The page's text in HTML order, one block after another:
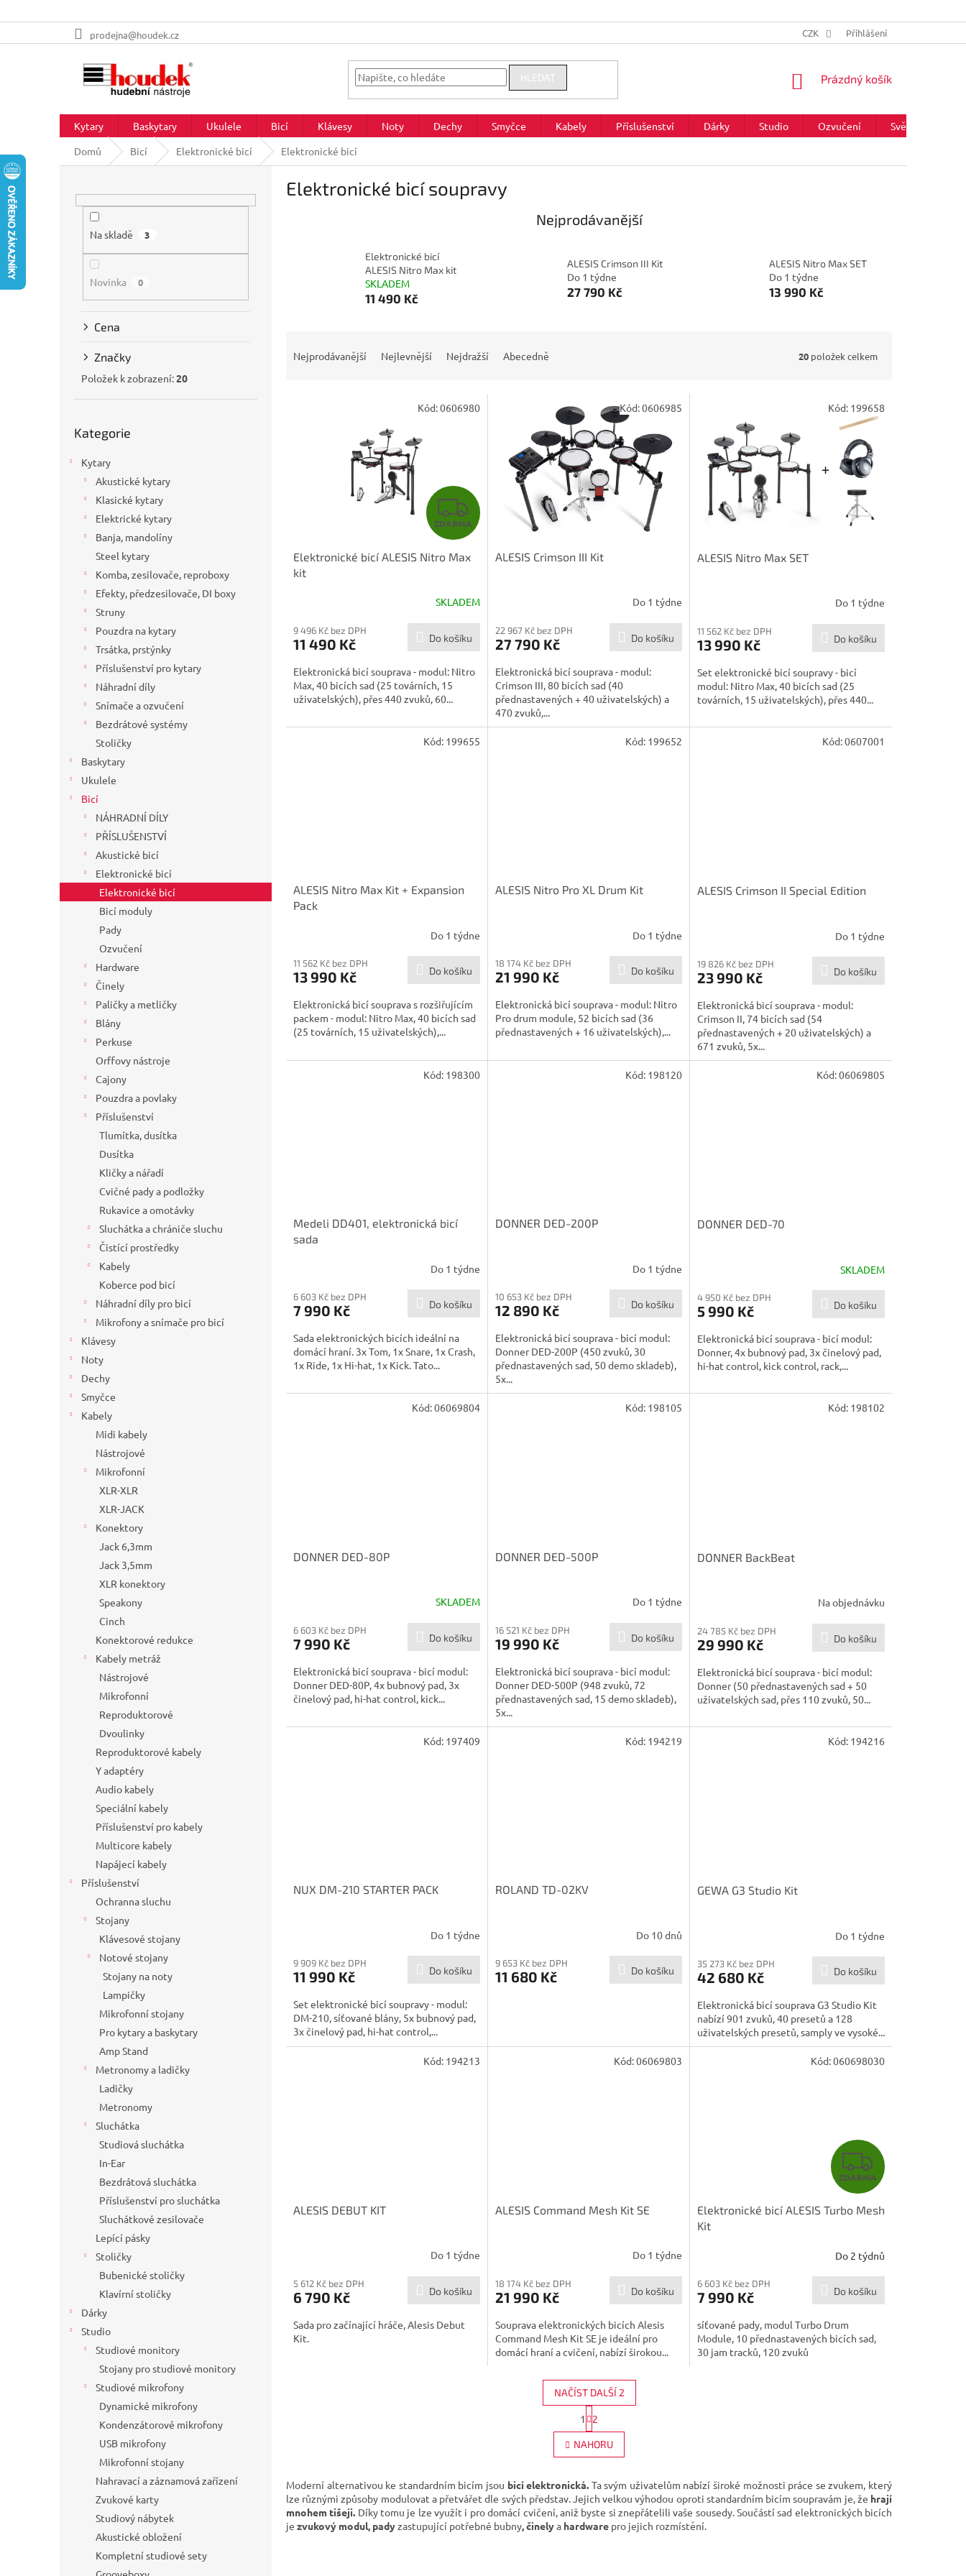
na
prodejna@houdek.cz CZK Přihlášení
HLEDAT
NÁKUPNÍ
Prázdný košík
Kytary Baskytary Ukulele Bicí Klávesy Noty Dechy Smyčce Kabely Příslušenství Dárky Studio Ozvučení Světla
Domů
Bicí Elektronické bicí Elektronické bicí
Na skladě 3
Novinka 0
Cena
Značky
Položek k zobrazení:20
kategorie
Kategorie
Kytary
Akustické kytary
Klasické kytary
Elektrické kytary
Banja, mandolíny
Steel kytary
Komba, zesilovače, reproboxy
Efekty, předzesilovače, DI boxy
Struny
Pouzdra na kytary
Trsátka, prstýnky
Příslušenství pro kytary
Náhradní díly
Snímače a ozvučení
Bezdrátové systémy
Stoličky
Baskytary
Ukulele
Bicí
NÁHRADNÍ DÍLY
PŘÍSLUŠENSTVÍ
Akustické bicí
Elektronické bicí
Elektronické bicí
Bicí moduly
Pady
Ozvučení
Hardware
Činely
Paličky a metličky
Blány
Perkuse
Orffovy nástroje
Cajony
Pouzdra a povlaky
Příslušenství
Tlumítka, dusítka
Dusítka
Kličky a nářadí
Cvičné pady a podložky
Rukavice a omotávky
Sluchátka a chrániče sluchu
Čistící prostředky
Kabely
Koberce pod bicí
Náhradní díly pro bicí
Mikrofony a snímače pro bicí
Klávesy
Noty
Dechy
Smyčce
Kabely
Midi kabely
Nástrojové
Mikrofonní
XLR-XLR
XLR-JACK
Konektory
Jack 6,3mm
Jack 3,5mm
XLR konektory
Speakony
Cinch
Konektorové redukce
Kabely metráž
Nástrojové
Mikrofonní
Reproduktorové
Dvoulinky
Reproduktorové kabely
Y adaptéry
Audio kabely
Speciální kabely
Příslušenství pro kabely
Multicore kabely
Napájecí kabely
Příslušenství
Ochranna sluchu
Stojany
Klávesové stojany
Notové stojany
Stojany na noty
Lampičky
Mikrofonní stojany
Pro kytary a baskytary
Amp Stand
Metronomy a ladičky
Ladičky
Metronomy
Sluchátka
Studiová sluchátka
In-Ear
Bezdrátová sluchátka
Příslušenství pro sluchátka
Sluchátkové zesilovače
Lepící pásky
Stoličky
Bubenické stoličky
Klavírní stoličky
Dárky
Studio
Studiové monitory
Stojany pro studiové monitory
Studiové mikrofony
Dynamické mikrofony
Kondenzátorové mikrofony
USB mikrofony
Mikrofonní stojany
Nahravací a záznamová zařízení
Zvukové karty
Studiový nábytek
Akustické obložení
Kompletní studiové sety
Elektronické bicí soupravy
Nejprodávanější
Elektronické bicí
ALESIS Nitro Max kit
SKLADEM
11 490 Kč
ALESIS Crimson III Kit
Do 1 týdne
27 790 Kč
ALESIS Nitro Max SET
Do 1 týdne
13 990 Kč
Nejprodávanější Nejlevnější Nejdražší Abecedně 20 položek celkem
Z
D
A
R
M
A
ZDARMA
Elektronické bicí ALESIS Nitro Max
kit
SKLADEM
9 496 Kč bez DPH
11 490 Kč Do košíku
Elektronická bicí souprava - modul: Nitro
Max, 40 bicích sad (25 továrních, 15
uživatelských), přes 440 zvuků, 60...
Kód:0606980
ALESIS Crimson III Kit
Do 1 týdne
22 967 Kč bez DPH
27 790 Kč Do košíku
Elektronická bicí souprava - modul:
Crimson III, 80 bicích sad (40
přednastavených + 40 uživatelských) a
470 zvuků,...
Kód:0606985
ALESIS Nitro Max SET
Do 1 týdne
11 562 Kč bez DPH
13 990 Kč Do košíku
Set elektronické bicí soupravy - bicí
modul: Nitro Max, 40 bicích sad (25
továrních, 15 uživatelských), přes 440...
Kód: 199658
ALESIS Nitro Max Kit + Expansion
Pack
Do 1 týdne
11 562 Kč bez DPH
13 990 Kč Do košíku
Elektronická bicí souprava s rozšiřujícím
packem - modul: Nitro Max, 40 bicích sad
(25 továrních, 15 uživatelských),...
Kód: 199655
ALESIS Nitro Pro XL Drum Kit
Do 1 týdne
18 174 Kč bez DPH
21 990 Kč Do košíku
Elektronická bicí souprava - modul: Nitro
Pro drum module, 52 bicích sad (36
přednastavených + 16 uživatelských),...
Kód: 199652
ALESIS Crimson II Special Edition
Do 1 týdne
19 826 Kč bez DPH
23 990 Kč Do košíku
Elektronická bicí souprava - modul:
Crimson II, 74 bicích sad (54
přednastavených + 20 uživatelských) a
671 zvuků, 5x...
Kód:0607001
Medeli DD401, elektronická bicí
sada
Do 1 týdne
6 603 Kč bez DPH
7 990 Kč Do košíku
Sada elektronických bicích ideální na
domácí hraní. 3x Tom, 1x Snare, 1x Crash,
1x Ride, 1x Hi-hat, 1x Kick. Tato...
Kód: 198300
DONNER DED-200P
Do 1 týdne
10 653 Kč bez DPH
12 890 Kč Do košíku
Elektronická bicí souprava - bicí modul:
Donner DED-200P (450 zvuků, 30
přednastavených sad, 50 demo skladeb),
5x...
Kód: 198120
DONNER DED-70
SKLADEM
4 950 Kč bez DPH
5 990 Kč Do košíku
Elektronická bicí souprava - bicí modul:
Donner, 4x bubnový pad, 3x činelový pad,
hi-hat control, kick control, rack,...
Kód:06069805
DONNER DED-80P
SKLADEM
6 603 Kč bez DPH
7 990 Kč Do košíku
Elektronická bicí souprava - bicí modul:
Donner DED-80P, 4x bubnový pad, 3x
činelový pad, hi-hat control, kick...
Kód:06069804
DONNER DED-500P
Do 1 týdne
16 521 Kč bez DPH
19 990 Kč Do košíku
Elektronická bicí souprava - bicí modul:
Donner DED-500P (948 zvuků, 72
přednastavených sad, 15 demo skladeb),
5x...
Kód: 198105
DONNER BackBeat
Na objednávku
24 785 Kč bez DPH
29 990 Kč Do košíku
Elektronická bicí souprava - bicí modul:
Donner (50 přednastavených sad + 50
uživatelských sad, přes 110 zvuků, 50...
Kód: 198102
NUX DM-210 STARTER PACK
Do 1 týdne
9 909 Kč bez DPH
11 990 Kč Do košíku
Set elektronické bicí soupravy - modul:
DM-210, síťované blány, 5x bubnový pad,
3x činelový pad, hi-hat control,...
Kód: 197409
ROLAND TD-02KV
Do 10 dnů
9 653 Kč bez DPH
11 680 Kč Do košíku
Kód: 194219
GEWA G3 Studio Kit
Do 1 týdne
35 273 Kč bez DPH
42 680 Kč Do košíku
Elektronická bicí souprava G3 Studio Kit
nabízí 901 zvuků, 40 presetů a 128
uživatelských presetů, samply ve vysoké...
Kód: 194216
ALESIS DEBUT KIT
Do 1 týdne
5 612 Kč bez DPH
6 790 Kč Do košíku
Sada pro začínající hráče, Alesis Debut
Kit.
Kód: 194213
ALESIS Command Mesh Kit SE
Do 1 týdne
18 174 Kč bez DPH
21 990 Kč Do košíku
Souprava elektronických bicích Alesis
Command Mesh Kit SE je ideální pro
domácí hraní a cvičení, nabízí širokou...
Kód:06069803
Z
D
A
R
M
A
ZDARMA
Elektronické bicí ALESIS Turbo Mesh
Kit
Do 2 týdnů
6 603 Kč bez DPH
7 990 Kč Do košíku
síťované pady, modul Turbo Drum
Module, 10 přednastavených bicích sad,
30 jam tracků, 120 zvuků
Kód:060698030
O
v
l
d
a
c
í
p
NAČÍST DALŠÍ 2
t
r
á
n
o
v
á
n
í
1 2
NAHORU
Moderní alternativou ke standardním bicím jsou bicí elektronická. Ta svým uživatelům nabízí široké možnosti práce se zvukem, který
lze různými způsoby modulovat a přetvářet dle svých představ. Jejich velkou výhodou oproti standardním bicím soupravám je, že hrají
mnohem tišeji. Díky tomu je lze využít i pro domácí cvičení, aniž byste si znepřátelili vaše sousedy.Součástí sad elektronických bicích
je zvukový modul, padyzastupující potřebné bubny, činelya hardware pro jejich rozmístění.